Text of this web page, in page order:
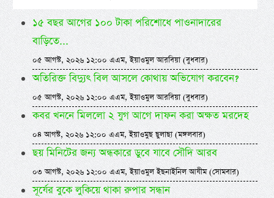
১৫ বছর আগের ১০০ টাকা পরিশোধে পাওনাদারের
বাড়িতে...
০৫ আগস্ট, ২০২৬ ১২:০০ এএম, ইয়াওমুল আরবিয়া (বুধবার)
অতিরিক্ত বিদ্যুৎ বিল আসলে কোথায় অভিযোগ করবেন?
০৫ আগস্ট, ২০২৬ ১২:০০ এএম, ইয়াওমুল আরবিয়া (বুধবার)
কবর খননে মিললো ২ যুগ আগে দাফন করা অক্ষত মরদেহ
০৪ আগস্ট, ২০২৬ ১২:০০ এএম, ইয়াওমুছ ছুলাছা (মঙ্গলবার)
ছয় মিনিটের জন্য অন্ধকারে ডুবে যাবে সৌদি আরব
০৩ আগস্ট, ২০২৬ ১২:০০ এএম, ইয়াওমুল ইছনাইনিল আযীম (সোমবার)
সূর্যের বুকে লুকিয়ে থাকা রুপার সন্ধান